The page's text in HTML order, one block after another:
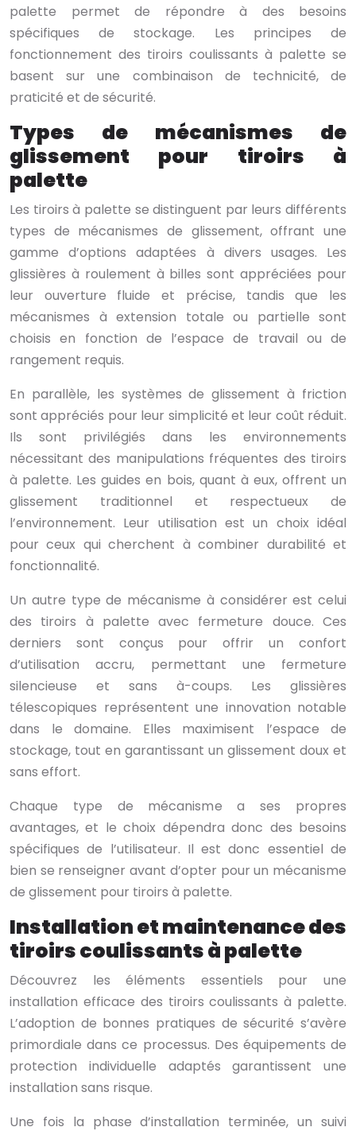
palette permet de répondre à des besoins
spécifiques de stockage. Les principes de
fonctionnement des tiroirs coulissants à palette se
basent sur une combinaison de technicité, de
praticité et de sécurité.
Types de mécanismes de
glissement pour tiroirs à
palette
Les tiroirs à palette se distinguent par leurs différents
types de mécanismes de glissement, offrant une
gamme d’options adaptées à divers usages. Les
glissières à roulement à billes sont appréciées pour
leur ouverture fluide et précise, tandis que les
mécanismes à extension totale ou partielle sont
choisis en fonction de l’espace de travail ou de
rangement requis.
En parallèle, les systèmes de glissement à friction
sont appréciés pour leur simplicité et leur coût réduit.
Ils sont privilégiés dans les environnements
nécessitant des manipulations fréquentes des tiroirs
à palette. Les guides en bois, quant à eux, offrent un
glissement traditionnel et respectueux de
l’environnement. Leur utilisation est un choix idéal
pour ceux qui cherchent à combiner durabilité et
fonctionnalité.
Un autre type de mécanisme à considérer est celui
des tiroirs à palette avec fermeture douce. Ces
derniers sont conçus pour offrir un confort
d’utilisation accru, permettant une fermeture
silencieuse et sans à-coups. Les glissières
télescopiques représentent une innovation notable
dans le domaine. Elles maximisent l’espace de
stockage, tout en garantissant un glissement doux et
sans effort.
Chaque type de mécanisme a ses propres
avantages, et le choix dépendra donc des besoins
spécifiques de l’utilisateur. Il est donc essentiel de
bien se renseigner avant d’opter pour un mécanisme
de glissement pour tiroirs à palette.
Installation et maintenance des
tiroirs coulissants à palette
Découvrez les éléments essentiels pour une
installation efficace des tiroirs coulissants à palette.
L’adoption de bonnes pratiques de sécurité s’avère
primordiale dans ce processus. Des équipements de
protection individuelle adaptés garantissent une
installation sans risque.
Une fois la phase d’installation terminée, un suivi